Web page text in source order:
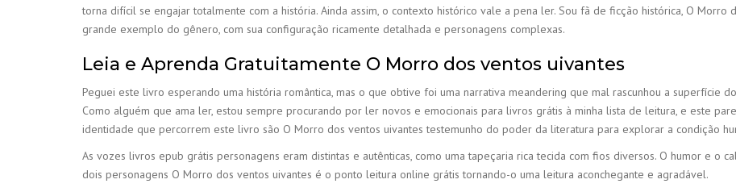
torna difícil se engajar totalmente com a história. Ainda assim, o contexto histórico vale a pena ler. Sou fã de ficção histórica, O
grande exemplo do gênero, com sua configuração ricamente detalhada e personagens complexas.
Leia e Aprenda Gratuitamente O Morro dos ventos uivantes
Peguei este livro esperando uma história romântica, mas o que obtive foi uma narrativa meandering que mal rascunhou a superfície
Como alguém que ama ler, estou sempre procurando por ler novos e emocionais para livros grátis à minha lista de leitura, e este
identidade que percorrem este livro são O Morro dos ventos uivantes testemunho do poder da literatura para explorar a condição
As vozes livros epub grátis personagens eram distintas e autênticas, como uma tapeçaria rica tecida com fios diversos. O humor e o
dois personagens O Morro dos ventos uivantes é o ponto leitura online grátis tornando-o uma leitura aconchegante e agradável.